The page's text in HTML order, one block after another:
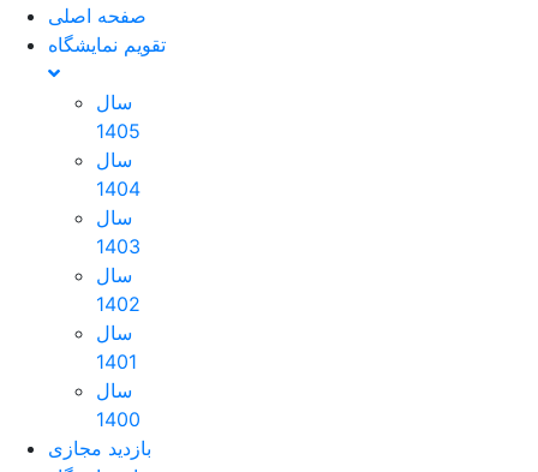
صفحه اصلی
تقویم نمایشگاه
سال
1405
سال
1404
سال
1403
سال
1402
سال
1401
سال
1400
بازدید مجازی